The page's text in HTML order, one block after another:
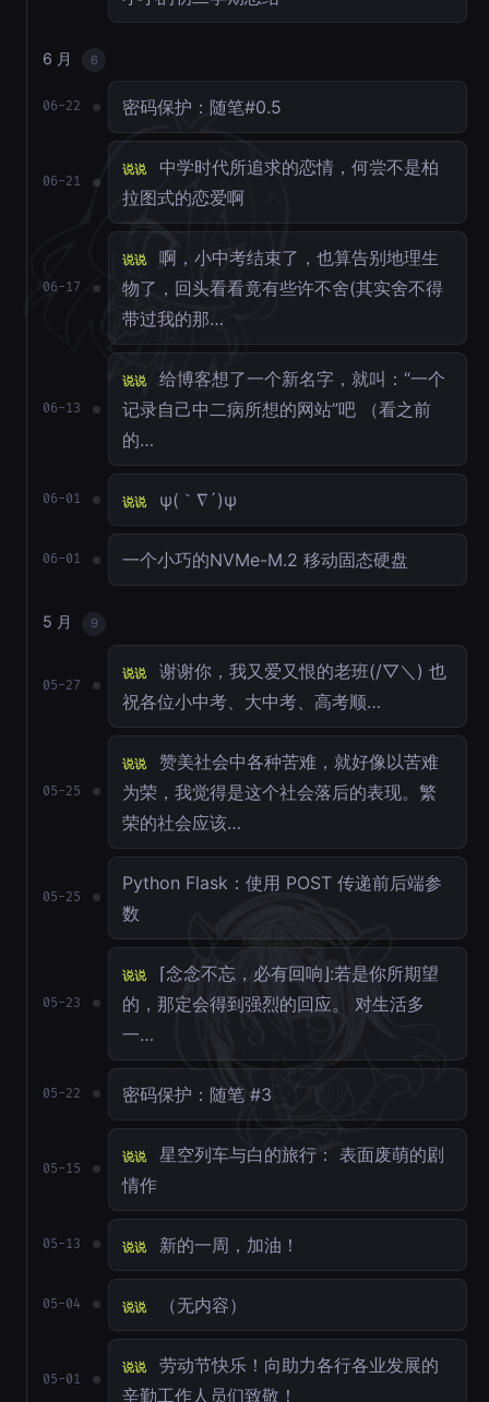
6 月 6
06-22 密码保护：随笔#0.5
06-21
说说
中学时代所追求的恋情，何尝不是柏
拉图式的恋爱啊
06-17
说说
啊，小中考结束了，也算告别地理生
物了，回头看看竟有些许不舍(其实舍不得
带过我的那…
06-13
说说
给博客想了一个新名字，就叫：“一个
记录自己中二病所想的网站”吧 （看之前
的…
06-01 说说 ψ(｀∇´)ψ
06-01 一个小巧的NVMe-M.2 移动固态硬盘
5 月 9
05-27
说说
谢谢你，我又爱又恨的老班(/▽＼) 也
祝各位小中考、大中考、高考顺…
05-25
说说
赞美社会中各种苦难，就好像以苦难
为荣，我觉得是这个社会落后的表现。繁
荣的社会应该…
05-25
Python Flask：使用 POST 传递前后端参
数
05-23
说说
⌈念念不忘，必有回响⌋:若是你所期望
的，那定会得到强烈的回应。 对生活多
一…
05-22 密码保护：随笔 #3
05-15
说说
星空列车与白的旅行： 表面废萌的剧
情作
05-13 说说 新的一周，加油！
05-04 说说 （无内容）
05-01
说说
劳动节快乐！向助力各行各业发展的
辛勤工作人员们致敬！